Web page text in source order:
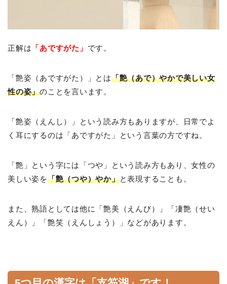
正解は 「あですがた」 です。
「艶姿（あですがた）」とは「艶（あで）やかで美しい女
性の姿」のことを言います。
「艶姿（えんし）」という読み方もありますが、日常でよ
く耳にするのは「あですがた」という言葉の方ですね。
「艶」という字には「つや」という読み方もあり、女性の
美しい姿を「艶（つや）やか」と表現することも。
また、熟語としては他に「艶美（えんび）」「凄艶（せい
えん）」「艶笑（えんしょう）」などがあります。